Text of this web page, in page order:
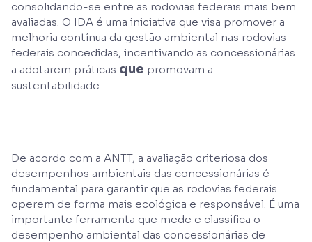
consolidando-se entre as rodovias federais mais bem
avaliadas. O IDA é uma iniciativa que visa promover a
melhoria contínua da gestão ambiental nas rodovias
federais concedidas, incentivando as concessionárias
a adotarem práticas que promovam a
sustentabilidade.
De acordo com a ANTT, a avaliação criteriosa dos
desempenhos ambientais das concessionárias é
fundamental para garantir que as rodovias federais
operem de forma mais ecológica e responsável. É uma
importante ferramenta que mede e classifica o
desempenho ambiental das concessionárias de